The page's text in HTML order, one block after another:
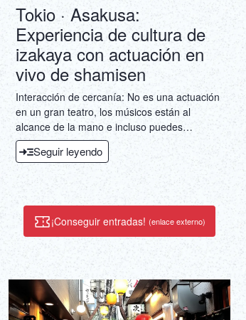
Tokio · Asakusa:
Experiencia de cultura de
izakaya con actuación en
vivo de shamisen
Interacción de cercanía: No es una actuación
en un gran teatro, los músicos están al
alcance de la mano e incluso puedes
interactuar con ellos, obteniendo una
experiencia impactante que va más allá del
sentido auditivo.Doble experiencia,
satisfacción en una: combina a la perfección
el arte tradicional japonés (el shamisen) con
la cultura gastronómica (los
izakaya).Experiencia cultural profunda: se
trata de un viaje único y lleno de valor
compartido que no puede ser replicado
Seguir leyendo
¡Conseguir entradas! (enlace externo)